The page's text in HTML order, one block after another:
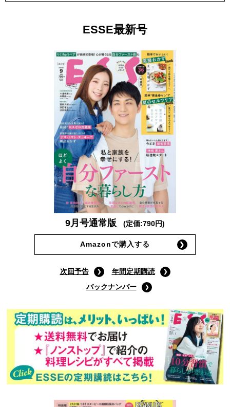
ESSE最新号
9月号通常版 (定価:790円)
Amazonで購入する
次回予告
年間定期購読
バックナンバー